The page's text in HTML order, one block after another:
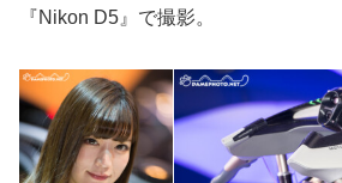
『Nikon D5』で撮影。